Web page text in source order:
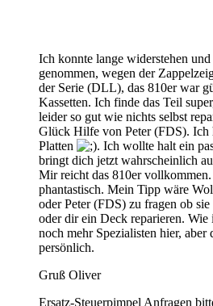
Ich konnte lange widerstehen
genommen, wegen der
der Serie (DLL), das 810er war
Kassetten. Ich finde das Teil
leider so gut wie nichts selbst
Glück Hilfe von Peter (FDS). Ich
Platten
. Ich wollte halt ein
bringt dich jetzt wahrscheinlich
Mir reicht das 810er
phantastisch. Mein Tipp wäre
oder Peter (FDS) zu fragen ob sie
oder dir ein Deck reparieren. Wie
noch mehr Spezialisten hier, aber
persönlich.
Gruß Oliver
Ersatz-Steuerpimpel Anfragen